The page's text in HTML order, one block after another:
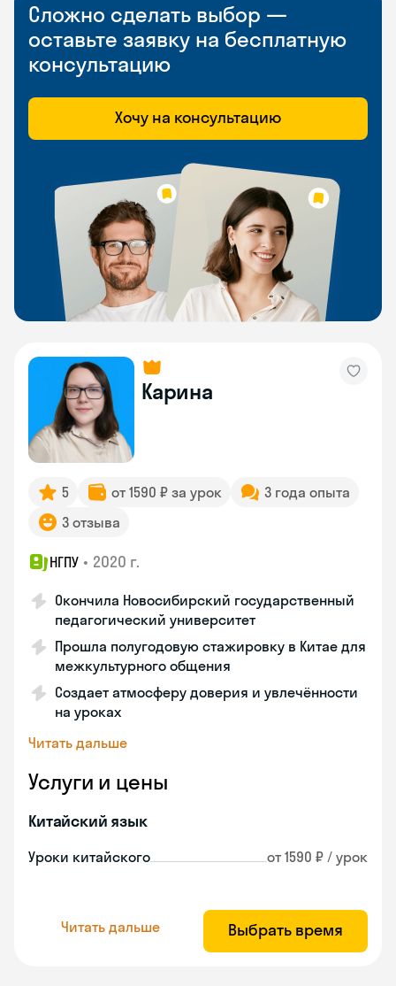
Сложно сделать выбор —
оставьте заявку на бесплатную
консультацию
Хочу на консультацию
Карина
5 от 1590 ₽ за урок
3 года опыта
3 отзыва
НГПУ • 2020 г.
Окончила Новосибирский государственный
педагогический университет
Прошла полугодовую стажировку в Китае для
межкультурного общения
Создает атмосферу доверия и увлечённости
на уроках
Читать дальше
Услуги и цены
Китайский язык
Уроки китайского от 1590 ₽ / урок
Читать дальше Выбрать время